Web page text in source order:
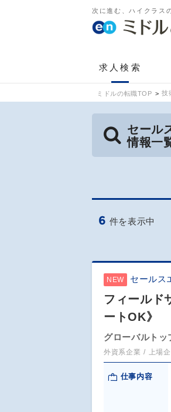
次に進む、ハイクラス
求人検索
ミドルの転職TOP 技
セール
情報一
6 件を表示中
NEW セールス
フィールド
ートOK》
グローバルトッ
外資系企業 上場
仕事内容